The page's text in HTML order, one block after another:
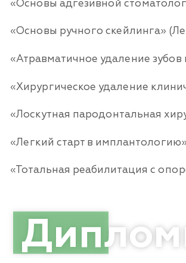
«Основы адгезивной
«Основы ручного скейлинга»
«Атравматичное удаление
«Хирургическое удаление
«Лоскутная пародонтальная
«Легкий старт в
«Тотальная реабилитация с
Дип